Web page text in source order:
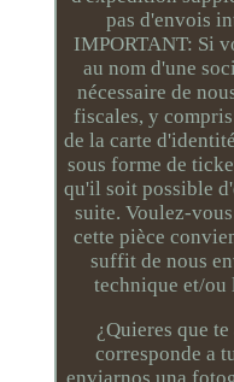
pas d'envois
IMPORTANT: Si
au nom d'une
nécessaire de
fiscales, y
de la carte
sous forme de
qu'il soit possible
suite. Voulez-
cette pièce
suffit de nous
technique et/ou
¿Quieres que
corresponde a